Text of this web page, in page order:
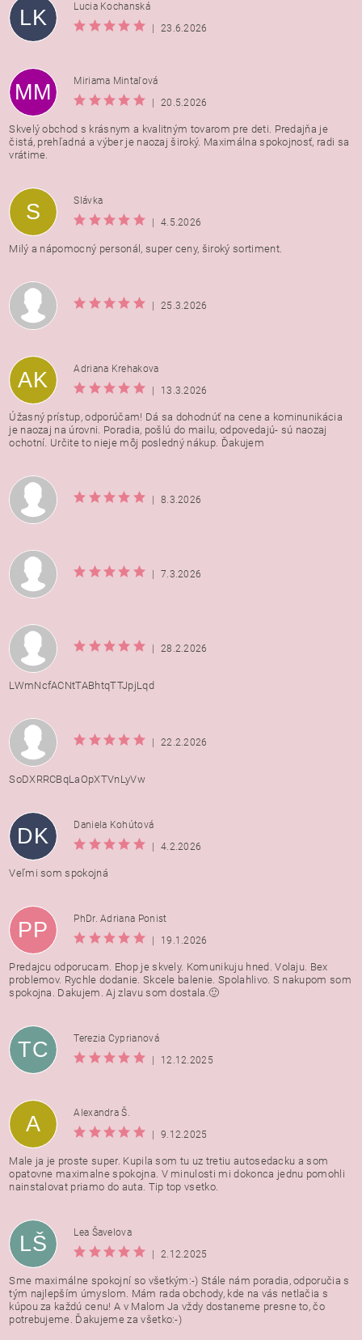
Vložením hodnotenie súhlasíte s
osobných údajov
LK
Lucia Kochanská
|
23.6.2026
MM
Miriama Mintaľová
|
20.5.2026
Skvelý obchod s krásnym a kvalitným tovarom pre deti. Predajňa je
čistá, prehľadná a výber je naozaj široký. Maximálna spokojnosť, radi sa
vrátime.
S
Slávka
|
4.5.2026
Milý a nápomocný personál, super ceny, široký sortiment.
| 25.3.2026
AK
Adriana Krehakova
|
13.3.2026
Úžasný prístup, odporúčam! Dá sa dohodnúť na cene a kominunikácia
je naozaj na úrovni. Poradia, pošlú do mailu, odpovedajú- sú naozaj
ochotní. Určite to nieje môj posledný nákup. Ďakujem
| 8.3.2026
| 7.3.2026
| 28.2.2026
LWmNcfACNtTABhtqTTJpjLqd
| 22.2.2026
SoDXRRCBqLaOpXTVnLyVw
DK
Daniela Kohútová
|
4.2.2026
Veľmi som spokojná
PP
PhDr. Adriana Ponist
|
19.1.2026
Predajcu odporucam. Ehop je skvely. Komunikuju hned. Volaju. Bex
problemov. Rychle dodanie. Skcele balenie. Spolahlivo. S nakupom som
spokojna. Dakujem. Aj zlavu som dostala.🙂
TC
Terezia Cyprianová
|
12.12.2025
A
Alexandra Š.
|
9.12.2025
Male ja je proste super. Kupila som tu uz tretiu autosedacku a som
opatovne maximalne spokojna. V minulosti mi dokonca jednu pomohli
nainstalovat priamo do auta. Tip top vsetko.
LŠ
Lea Šavelova
|
2.12.2025
Sme maximálne spokojní so všetkým:-) Stále nám poradia, odporučia s
tým najlepším úmyslom. Mám rada obchody, kde na vás netlačia s
kúpou za každú cenu! A v Malom Ja vždy dostaneme presne to, čo
potrebujeme. Ďakujeme za všetko:-)